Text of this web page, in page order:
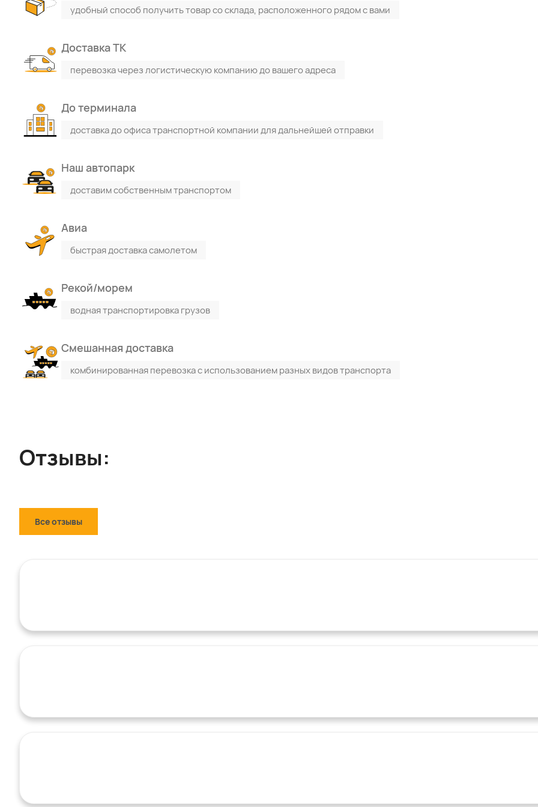
удобный способ получить товар со склада, расположенного рядом с вами
Доставка ТК
перевозка через логистическую компанию до вашего адреса
До терминала
доставка до офиса транспортной компании для дальнейшей отправки
Наш автопарк
доставим собственным транспортом
Авиа
быстрая доставка самолетом
Рекой/морем
водная транспортировка грузов
Смешанная доставка
комбинированная перевозка с использованием разных видов транспорта
Отзывы:
Все отзывы